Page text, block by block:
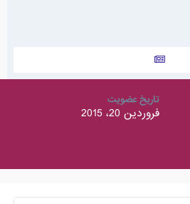
تاریخ عضویت
فروردین 20، 2015